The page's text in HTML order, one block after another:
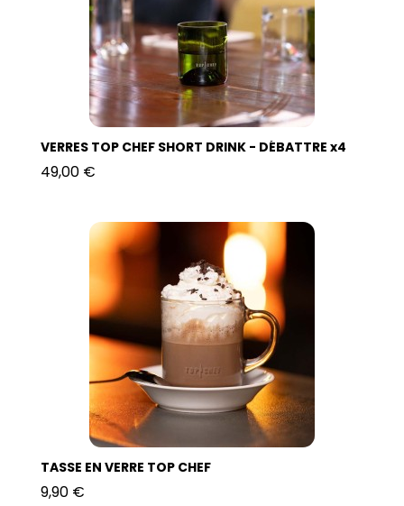
VERRES TOP CHEF SHORT DRINK - DÉBATTRE x4
49,00 €
TASSE EN VERRE TOP CHEF
9,90 €